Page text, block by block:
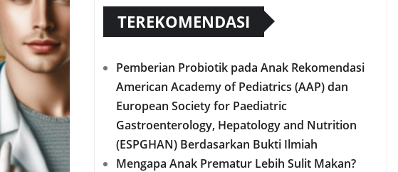
TEREKOMENDASI
Pemberian Probiotik pada Anak Rekomendasi
American Academy of Pediatrics (AAP) dan
European Society for Paediatric
Gastroenterology, Hepatology and Nutrition
(ESPGHAN) Berdasarkan Bukti Ilmiah
Mengapa Anak Prematur Lebih Sulit Makan?